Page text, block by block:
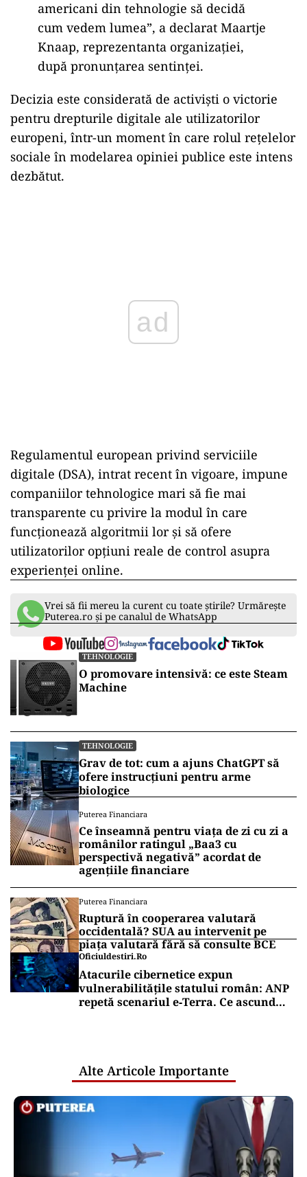
americani din tehnologie să decidă
cum vedem lumea”, a declarat Maartje
Knaap, reprezentanta organizației,
după pronunțarea sentinței.
Decizia este considerată de activiști o victorie
pentru drepturile digitale ale utilizatorilor
europeni, într-un moment în care rolul rețelelor
sociale în modelarea opiniei publice este intens
dezbătut.
ad
Regulamentul european privind serviciile
digitale (DSA), intrat recent în vigoare, impune
companiilor tehnologice mari să fie mai
transparente cu privire la modul în care
funcționează algoritmii lor și să ofere
utilizatorilor opțiuni reale de control asupra
experienței online.
Vrei să fii mereu la curent cu toate știrile? Urmărește
Puterea.ro și pe canalul de WhatsApp
TEHNOLOGIE
O promovare intensivă: ce este Steam
Machine
TEHNOLOGIE
Grav de tot: cum a ajuns ChatGPT să
ofere instrucțiuni pentru arme
biologice
Puterea Financiara
Ce înseamnă pentru viața de zi cu zi a
românilor ratingul „Baa3 cu
perspectivă negativă” acordat de
agențiile financiare
Puterea Financiara
Ruptură în cooperarea valutară
occidentală? SUA au intervenit pe
piața valutară fără să consulte BCE
Oficiuldestiri.ro
Atacurile cibernetice expun
vulnerabilitățile statului român: ANP
repetă scenariul e‑Terra. Ce ascund
Alte Articole Importante